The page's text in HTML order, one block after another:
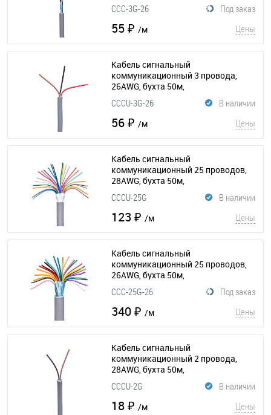
экранированный, серый(015-198)
Под заказ
CCC-3G-26
55 ₽ /м Цены
Кабель сигнальный
коммуникационный 3 провода,
26AWG, бухта 50м,
неэкранированный, серый
(015-192)
В наличии
CCCU-3G-26
56 ₽ /м Цены
Кабель сигнальный
коммуникационный 25 проводов,
28AWG, бухта 50м,
неэкранированный, серый
(015-190)
В наличии
CCCU-25G
123 ₽ /м Цены
Кабель сигнальный
коммуникационный 25 проводов,
26AWG, бухта 50м,
экранированный, серый(015-203)
Под заказ
CCC-25G-26
340 ₽ /м Цены
Кабель сигнальный
коммуникационный 2 провода,
28AWG, бухта 50м,
неэкранированный, серый
(015-182)
В наличии
CCCU-2G
18 ₽ /м Цены